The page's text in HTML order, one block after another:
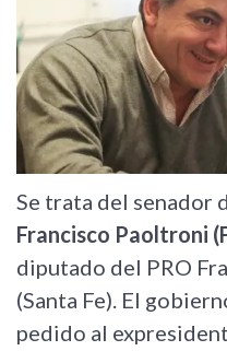
Se trata del senador
Francisco Paoltroni
diputado del PRO
(Santa Fe). El
pedido al